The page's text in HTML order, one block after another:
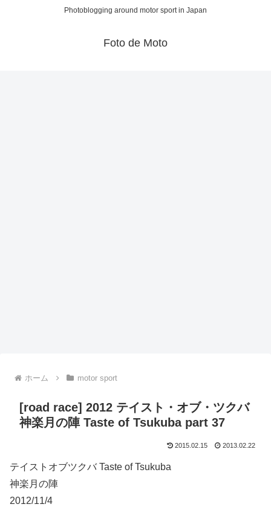
Photoblogging around motor sport in Japan
Foto de Moto
ホーム motor sport
[road race] 2012 テイスト・オブ・ツクバ
神楽月の陣 Taste of Tsukuba part 37
2015.02.15 2013.02.22
テイストオブツクバ Taste of Tsukuba
神楽月の陣
2012/11/4